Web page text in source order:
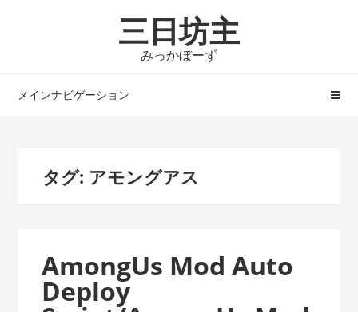
シ
ツ
三日坊主
みっかぼーず
メインナビゲーション
タグ: アモングアス
AmongUs Mod Auto
Deploy